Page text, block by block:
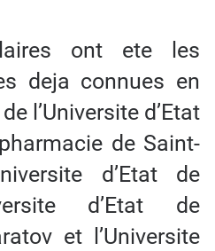
ont ete les
deja connues en
l’Universite d’Etat
de Saint-
d’Etat de
d’Etat de
et l’Universite